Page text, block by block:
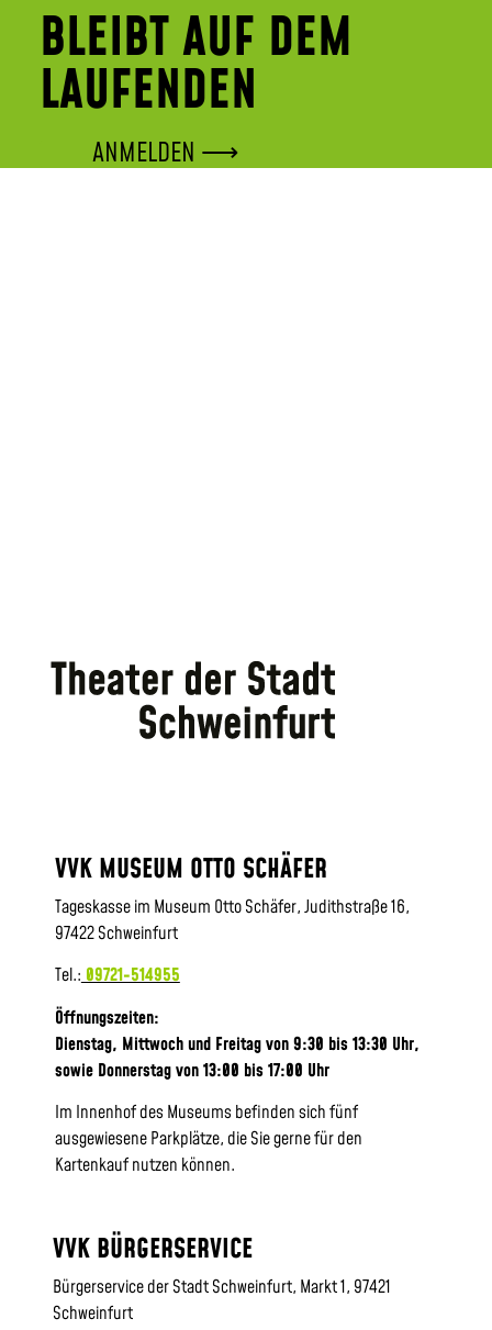
BLEIBT AUF DEM
LAUFENDEN
ANMELDEN ⟶
VVK MUSEUM OTTO SCHÄFER
Tageskasse im Museum Otto Schäfer, Judithstraße 16,
97422 Schweinfurt
Tel.: 09721-514955
Öffnungszeiten:
Dienstag, Mittwoch und Freitag von 9:30 bis 13:30 Uhr,
sowie Donnerstag von 13:00 bis 17:00 Uhr
Im Innenhof des Museums befinden sich fünf
ausgewiesene Parkplätze, die Sie gerne für den
Kartenkauf nutzen können.
VVK BÜRGERSERVICE
Bürgerservice der Stadt Schweinfurt, Markt 1, 97421
Schweinfurt